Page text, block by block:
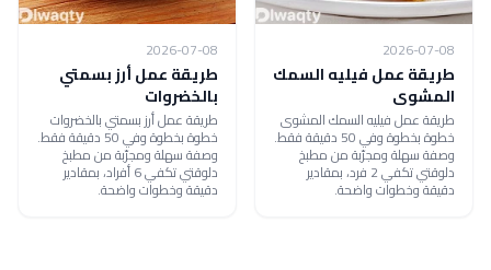
2026-07-08
طريقة عمل فيليه السمك
المشوى
طريقة عمل فيليه السمك المشوى
خطوة بخطوة وفي 50 دقيقة فقط.
وصفة سهلة ومجرّبة من مطبخ
دلوقتي تكفي 2 فرد، بمقادير
دقيقة وخطوات واضحة.
2026-07-08
طريقة عمل أرز بسمتي
بالخضروات
طريقة عمل أرز بسمتي بالخضروات
خطوة بخطوة وفي 50 دقيقة فقط.
وصفة سهلة ومجرّبة من مطبخ
دلوقتي تكفي 6 أفراد، بمقادير
دقيقة وخطوات واضحة.